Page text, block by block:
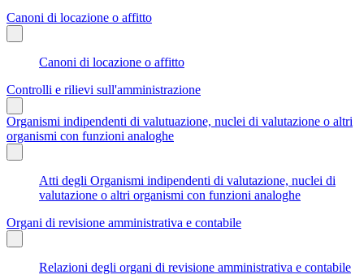
Canoni di locazione o affitto
Canoni di locazione o affitto
Controlli e rilievi sull'amministrazione
Organismi indipendenti di valutuazione, nuclei di valutazione o altri
organismi con funzioni analoghe
Atti degli Organismi indipendenti di valutazione, nuclei di
valutazione o altri organismi con funzioni analoghe
Organi di revisione amministrativa e contabile
Relazioni degli organi di revisione amministrativa e contabile